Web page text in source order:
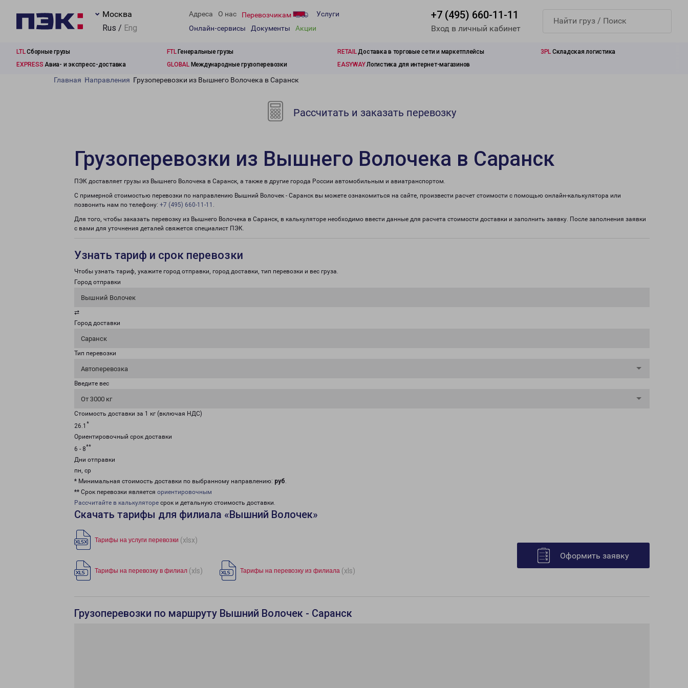
Москва
Rus / Eng
Адреса О нас Перевозчикам
Услуги
Онлайн-сервисы
Документы Акции
+7 (495) 660-11-11
Вход в личный кабинет
LTLСборные грузы FTLГенеральные грузы RETAILДоставка в торговые сети и маркетплейсы 3PL Складская логистика
EXPRESS Авиа- и экспресс-доставка GLOBALМеждународные грузоперевозки EASYWAYЛогистика для интернет-магазинов
Главная Направления Грузоперевозки из Вышнего Волочека в Саранск
Рассчитать и заказать перевозку
Грузоперевозки из Вышнего Волочека в Саранск
ПЭК доставляет грузы из Вышнего Волочека в Саранск, а также в другие города России автомобильным и авиатранспортом.
С примерной стоимостью перевозки по направлению Вышний Волочек - Саранск вы можете ознакомиться на сайте, произвести расчет стоимости с помощью онлайн-калькулятора или
позвонить нам по телефону: +7 (495) 660-11-11 .
Для того, чтобы заказать перевозку из Вышнего Волочека в Саранск, в калькуляторе необходимо ввести данные для расчета стоимости доставки и заполнить заявку. После заполнения заявки
с вами для уточнения деталей свяжется специалист ПЭК.
Узнать тариф и срок перевозки
Чтобы узнать тариф, укажите город отправки, город доставки, тип перевозки и вес груза.
Город отправки
Вышний Волочек
⇄
Город доставки
Саранск
Тип перевозки
Автоперевозка
Введите вес
От 3000 кг
Стоимость доставки за 1 кг (включая НДС)
26.1 *
Ориентировочный срок доставки
6 - 8**
Дни отправки
пн, ср
* Минимальная стоимость доставки по выбранному направлению: руб.
** Срок перевозки является ориентировочным
Рассчитайте в калькуляторе срок и детальную стоимость доставки.
Скачать тарифы для филиала «Вышний Волочек»
Тарифы на услуги перевозки (xlsx)
Тарифы на перевозку в филиал (xls) Тарифы на перевозку из филиала (xls)
Оформить заявку
Грузоперевозки по маршруту Вышний Волочек - Саранск